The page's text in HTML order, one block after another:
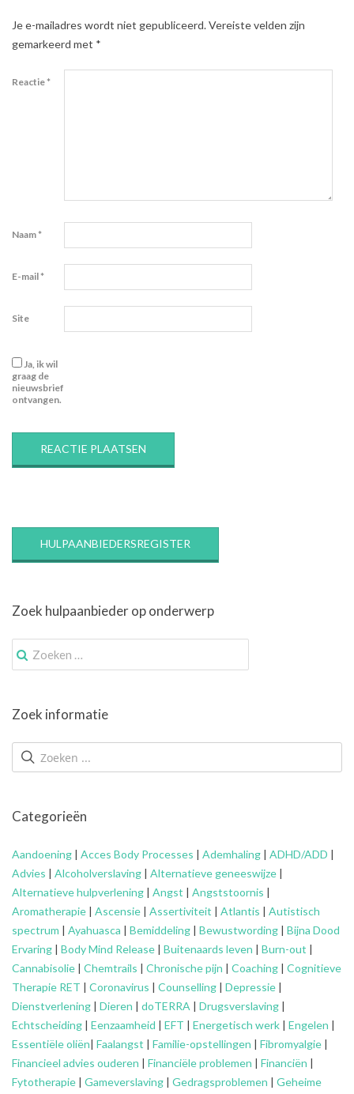
Je e-mailadres wordt niet gepubliceerd.Vereiste velden zijn
gemarkeerd met *
Reactie*
Naam*
E-mail*
Site
Ja, ik wil
graag de
nieuwsbrief
ontvangen.
HULPAANBIEDERSREGISTER
Zoek hulpaanbieder op onderwerp
Zoek
naar:
Zoek informatie
Categorieën
Aandoening | Acces Body Processes | Ademhaling | ADHD/ADD |
Advies | Alcoholverslaving | Alternatieve geneeswijze |
Alternatieve hulpverlening | Angst | Angststoornis |
Aromatherapie | Ascensie | Assertiviteit | Atlantis | Autistisch
spectrum | Ayahuasca | Bemiddeling | Bewustwording | Bijna Dood
Ervaring | Body Mind Release | Buitenaards leven | Burn-out |
Cannabisolie | Chemtrails | Chronische pijn | Coaching | Cognitieve
Therapie RET | Coronavirus | Counselling | Depressie |
Dienstverlening | Dieren | doTERRA | Drugsverslaving |
Echtscheiding | Eenzaamheid | EFT | Energetisch werk | Engelen |
Essentiële oliën| Faalangst | Familie-opstellingen | Fibromyalgie |
Financieel advies ouderen | Financiële problemen | Financiën |
Fytotherapie | Gameverslaving | Gedragsproblemen | Geheime